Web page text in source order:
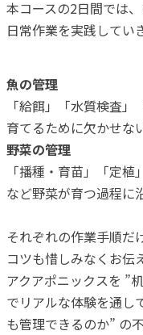
本コースの2日間では
日常作業を実践してい
魚の管理
「給餌」「水質検査
育てるために欠かせな
野菜の管理
「播種・育苗」「定
など野菜が育つ過程に
それぞれの作業手順だ
コツも惜しみなくお伝
アクアポニックスを ”
でリアルな体験を通し
も管理できるのか” の